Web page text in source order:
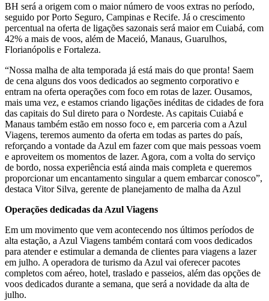
BH será a origem com o maior número de voos extras no período,
seguido por Porto Seguro, Campinas e Recife. Já o crescimento
percentual na oferta de ligações sazonais será maior em Cuiabá, com
42% a mais de voos, além de Maceió, Manaus, Guarulhos,
Florianópolis e Fortaleza.
“Nossa malha de alta temporada já está mais do que pronta! Saem
de cena alguns dos voos dedicados ao segmento corporativo e
entram na oferta operações com foco em rotas de lazer. Ousamos,
mais uma vez, e estamos criando ligações inéditas de cidades de fora
das capitais do Sul direto para o Nordeste. As capitais Cuiabá e
Manaus também estão em nosso foco e, em parceria com a Azul
Viagens, teremos aumento da oferta em todas as partes do país,
reforçando a vontade da Azul em fazer com que mais pessoas voem
e aproveitem os momentos de lazer. Agora, com a volta do serviço
de bordo, nossa experiência está ainda mais completa e queremos
proporcionar um encantamento singular a quem embarcar conosco”,
destaca Vitor Silva, gerente de planejamento de malha da Azul
Operações dedicadas da Azul Viagens
Em um movimento que vem acontecendo nos últimos períodos de
alta estação, a Azul Viagens também contará com voos dedicados
para atender e estimular a demanda de clientes para viagens a lazer
em julho. A operadora de turismo da Azul vai oferecer pacotes
completos com aéreo, hotel, traslado e passeios, além das opções de
voos dedicados durante a semana, que será a novidade da alta de
julho.